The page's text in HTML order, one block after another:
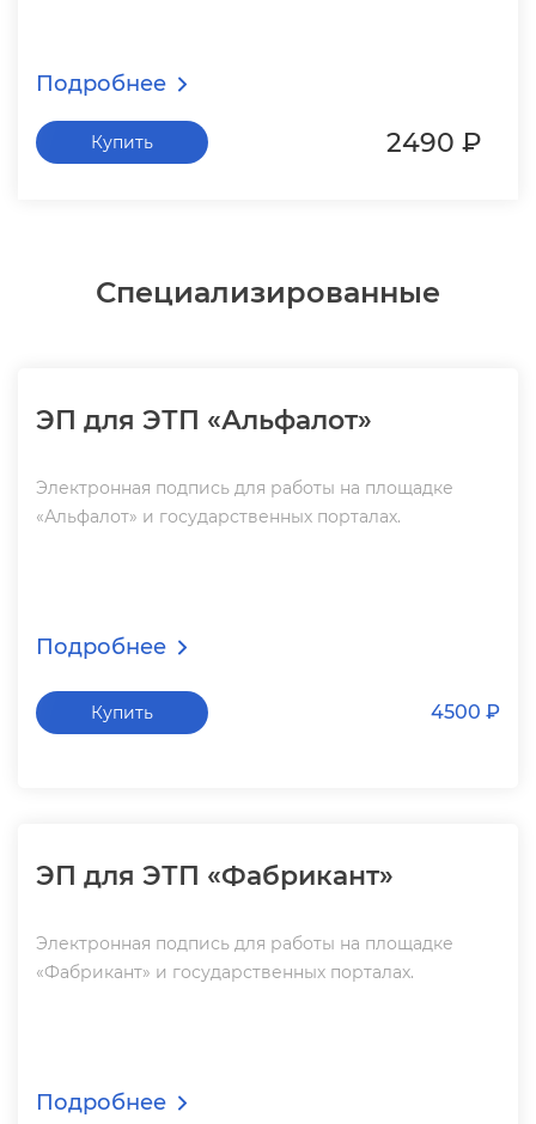
Подробнее
2490 ₽
Купить
Специализированные
ЭП для ЭТП «Альфалот»
Электронная подпись для работы на площадке
«Альфалот» и государственных порталах.
Подробнее
Купить 4500 ₽
ЭП для ЭТП «Фабрикант»
Электронная подпись для работы на площадке
«Фабрикант» и государственных порталах.
Подробнее